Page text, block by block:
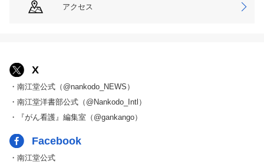
アクセス
X
・南江堂公式（@nankodo_NEWS）
・南江堂洋書部公式（@Nankodo_Intl）
・『がん看護』編集室（@gankango）
Facebook
・南江堂公式